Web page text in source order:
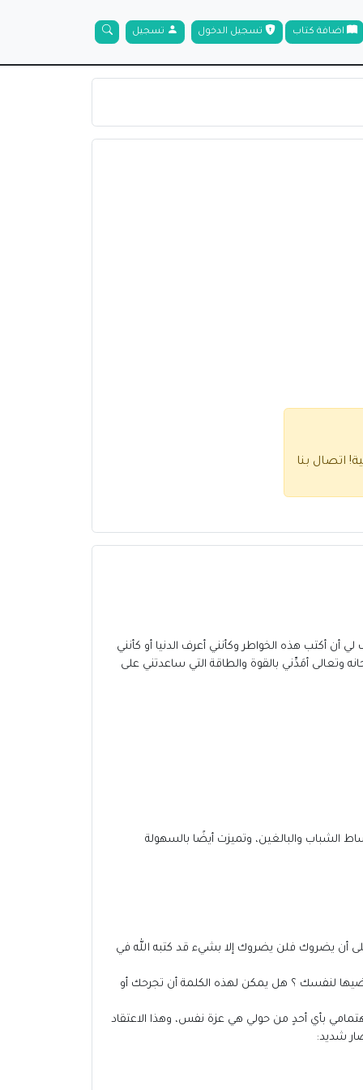
اتصال بنا
أن أكتب هذه الخواطر وكأنني أعرف الدنيا أو كأنني
وتعالى أمَدِّني بالقوة والطاقة التي ساعدتني على
الشباب والبالغين، وتميزت أيضًا بالسهولة
أن يضروك فلن يضروك إلا بشيء قد كتبه الله في
لنفسك ؟ هل يمكن لهذه الكلمة أن تجرحك أو
بأي أحدٍ من حولي هي عزة نفس، وهذا الاعتقاد
شديد: